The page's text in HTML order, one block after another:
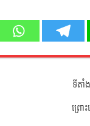
ទីតាំ
ព្រោ